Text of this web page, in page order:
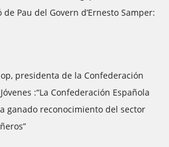
Pau del Govern d’Ernesto Samper:
presidenta de la Confederación
:“La Confederación Española
ganado reconocimiento del sector